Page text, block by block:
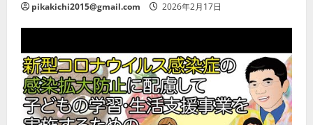
pikakichi2015@gmail.com 2026年2月17日